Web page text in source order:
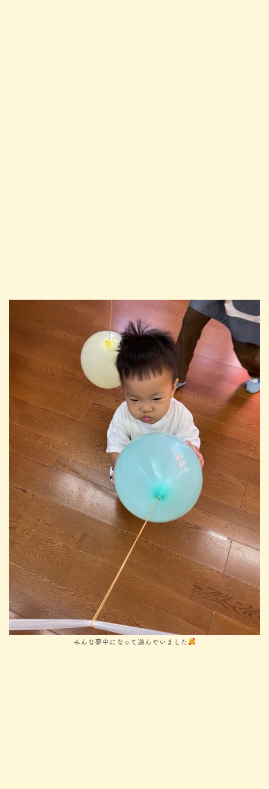
みんな夢中になって遊んでいました